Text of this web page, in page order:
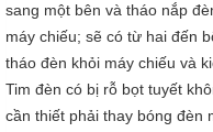
sang một bên và tháo nắp
máy chiếu; sẽ có từ hai đến
tháo đèn khỏi máy chiếu và
Tim đèn có bị rỗ bọt tuyết
cần thiết phải thay bóng đèn